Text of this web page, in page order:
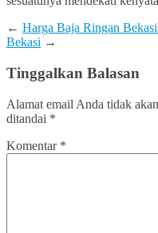
← Harga Baja Ringan
Bekasi →
Tinggalkan Balasan
Alamat email Anda tidak
ditandai *
Komentar *